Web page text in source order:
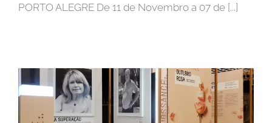
PORTO ALEGRE De 11 de Novembro a 07 de [...]